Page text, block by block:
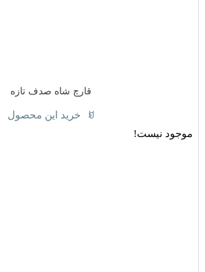
قارچ شاه صدف تازه
خرید این محصول
موجود نیست!